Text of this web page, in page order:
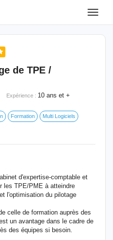
Toggle
de TPE /
Expérience : 10 ans et +
Formation Multi Logiciels
d'expertise-comptable et
les TPE/PME à atteindre
l'optimisation du pilotage
celle de formation auprès des
un avantage dans le cadre de
des équipes si besoin.